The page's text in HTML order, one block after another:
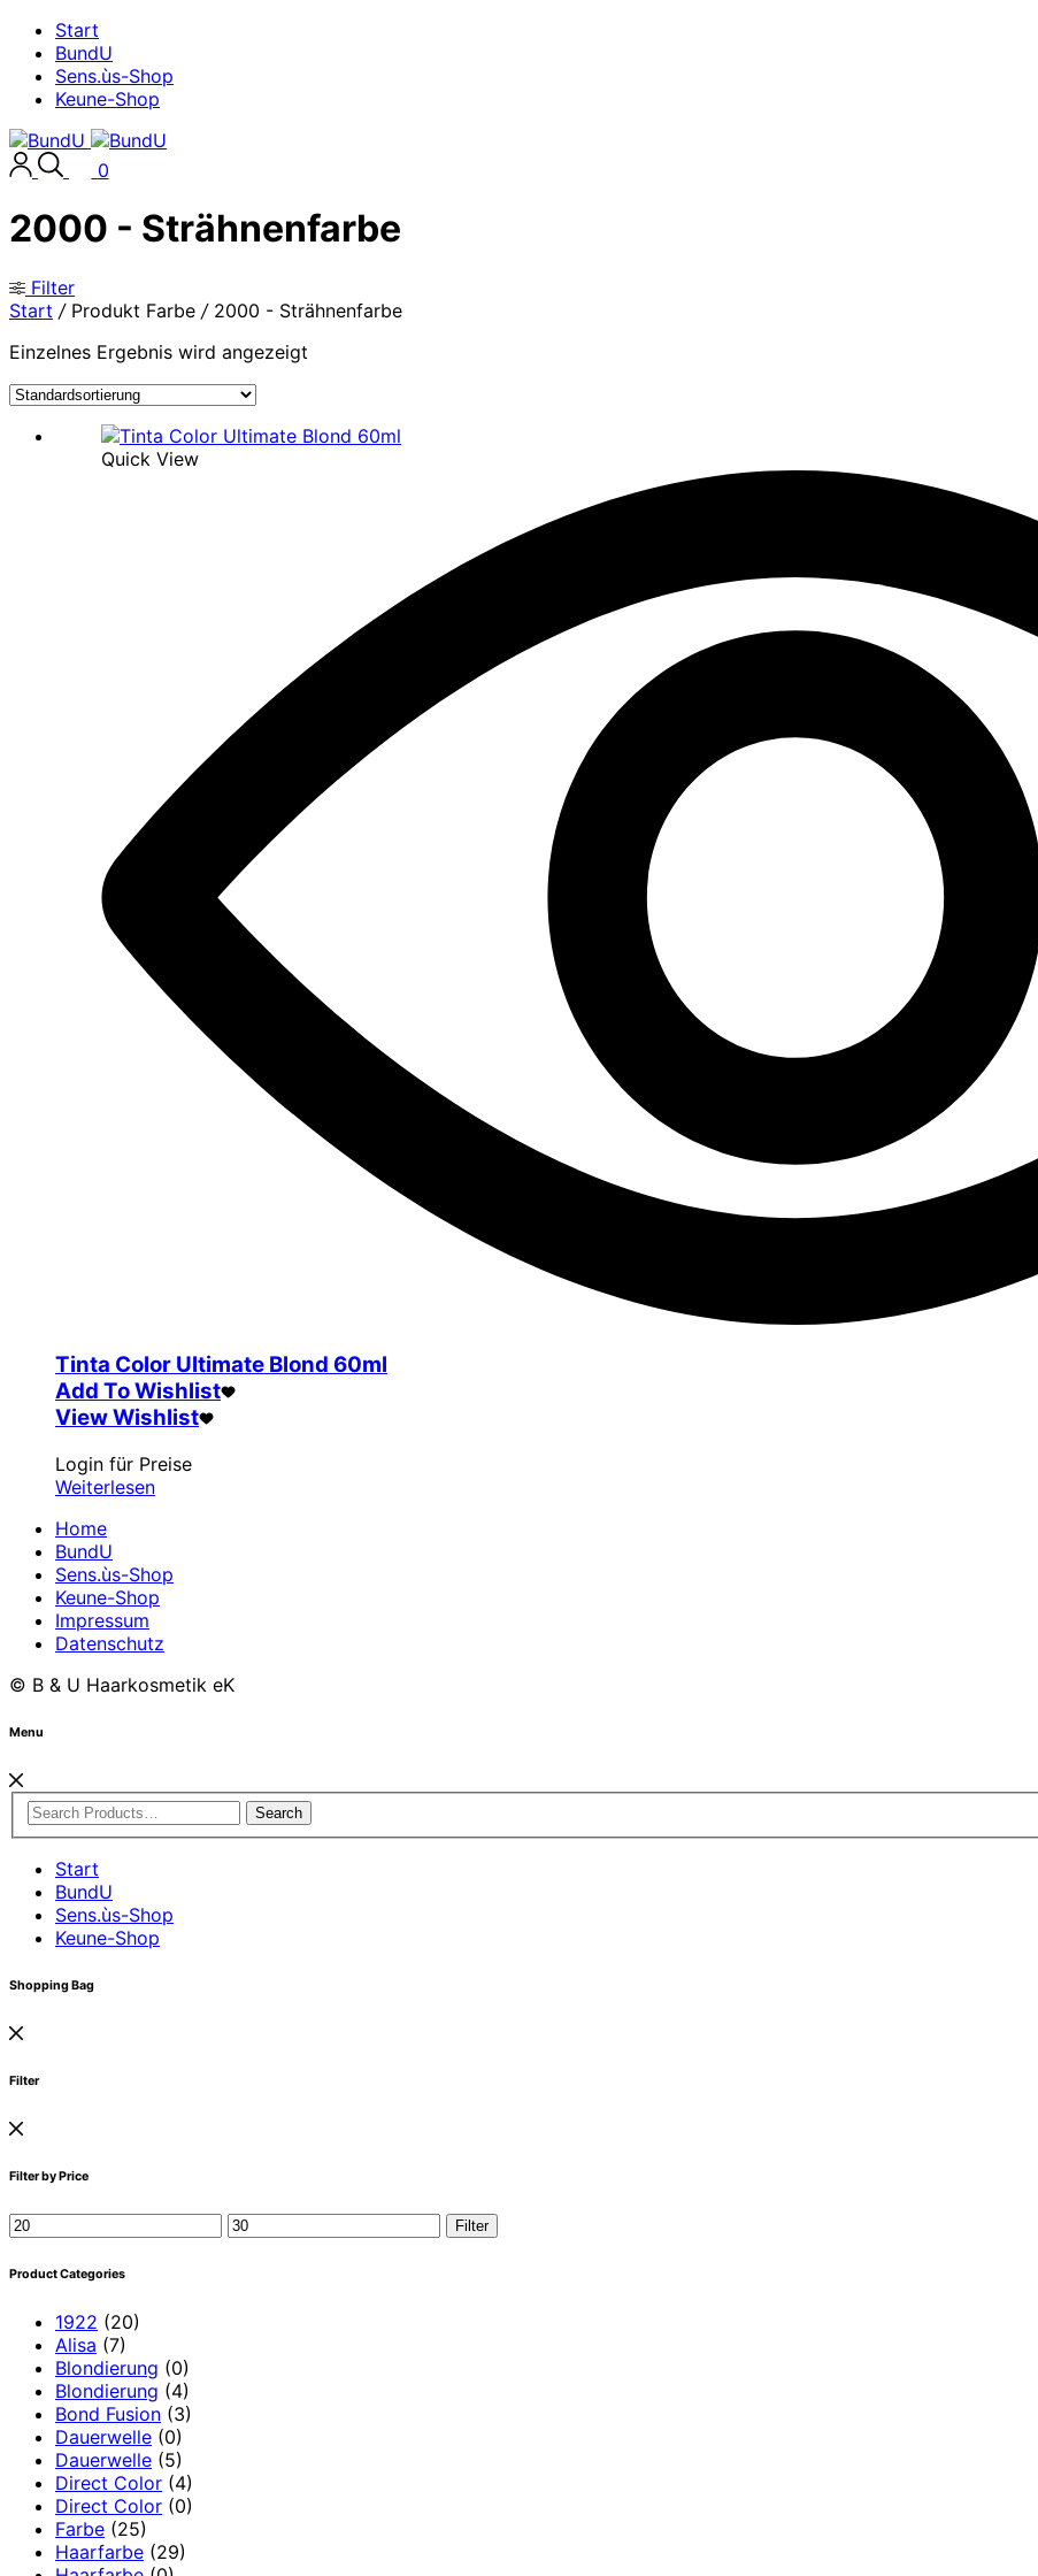
Start
BundU
Sens.ùs-Shop
Keune-Shop
0
2000 - Strähnenfarbe
Filter
Start /Produkt Farbe /2000 - Strähnenfarbe
Einzelnes Ergebnis wird angezeigt
Quick View
Tinta Color Ultimate Blond 60ml
Add To Wishlist
View Wishlist
Login für Preise
Weiterlesen
Home
BundU
Sens.ùs-Shop
Keune-Shop
Impressum
Datenschutz
© B & U Haarkosmetik eK
Menu
Search
Start
BundU
Sens.ùs-Shop
Keune-Shop
Shopping Bag
Filter
Filter by Price
Min.
Max.
Filter
Product Categories
1922 (20)
Alisa (7)
Blondierung (0)
Blondierung (4)
Bond Fusion (3)
Dauerwelle (0)
Dauerwelle (5)
Direct Color (4)
Direct Color (0)
Farbe (25)
Haarfarbe (29)